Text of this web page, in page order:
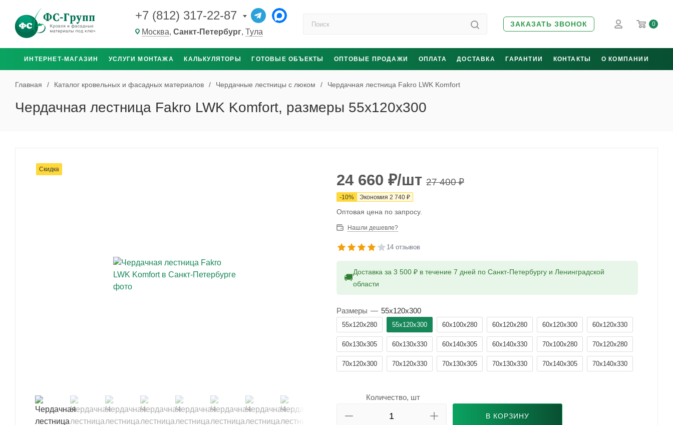
+7 (812) 317-22-87
Москва, Санкт-Петербург, Тула
ЗАКАЗАТЬ ЗВОНОК 0
ИНТЕРНЕТ-МАГАЗИН УСЛУГИ МОНТАЖА КАЛЬКУЛЯТОРЫ ГОТОВЫЕ ОБЪЕКТЫ ОПТОВЫЕ ПРОДАЖИ ОПЛАТА ДОСТАВКА ГАРАНТИИ КОНТАКТЫ О КОМПАНИИ
Главная / Каталог кровельных и фасадных материалов / Чердачные лестницы с люком / Чердачная лестница Fakro LWK Komfort
Чердачная лестница Fakro LWK Komfort, размеры 55x120x300
Скидка
24 660 ₽/шт 27 400₽
-10% Экономия 2 740 ₽
Оптовая цена по запросу.
Нашли дешевле?
14 отзывов
🚚
Доставка за 3 500 ₽ в течение 7 дней по Санкт-Петербургу и Ленинградской
области
Размеры — 55x120x300
55x120x280 55x120x300 60x100x280 60x120x280 60x120x300 60x120x330
60x130x305 60x130x330 60x140x305 60x140x330 70x100x280 70x120x280
70x120x300 70x120x330 70x130x305 70x130x330 70x140x305 70x140x330
Количество, шт
В КОРЗИНУ